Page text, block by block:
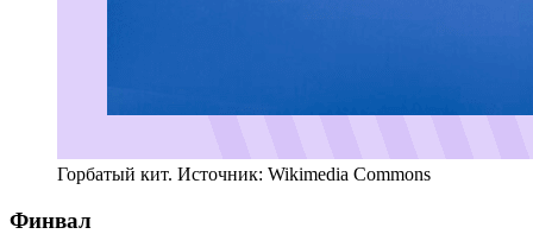
Горбатый кит. Источник: Wikimedia Commons
Финвал